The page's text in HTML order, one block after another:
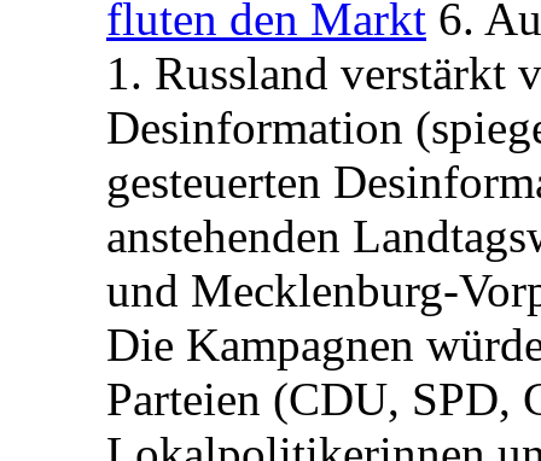
fluten den Markt 6.
1. Russland verstärkt
Desinformation
gesteuerten
anstehenden
und Mecklenburg-
Die Kampagnen
Parteien (CDU, SPD,